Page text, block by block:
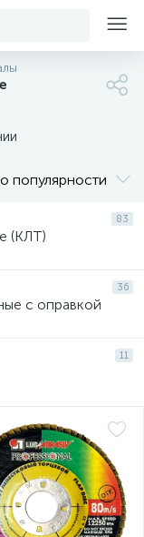
популярности
83
(КЛТ)
36
с оправкой
11